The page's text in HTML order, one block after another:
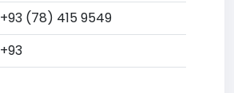
+93 (78) 415 9549
+93